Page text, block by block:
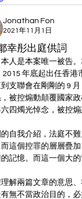
Jonathan Fon
2021年11月1日
幸彤出庭供詞
人是本案唯一被告
2015 年底起出任香
支聯會在剛剛的 9
被控煽動顛覆國家
四燭光悼念，被控
自我介紹，法庭不
這個控罪的層層疊
記憶。而這一個大
解兩篇文章的意思
無不當政治目的，